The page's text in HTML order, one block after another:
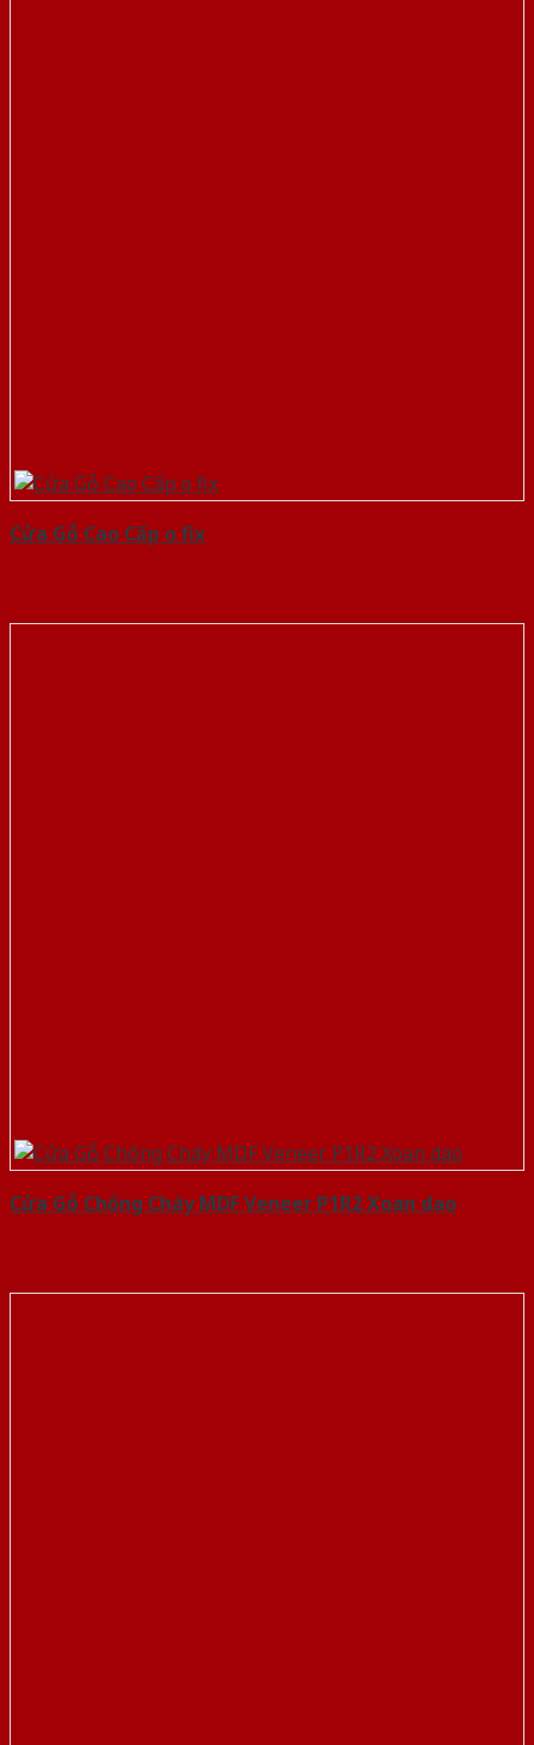
Cửa Gỗ Cao Cấp o fix
Cửa Gỗ Chống Cháy MDF Veneer P1R2 Xoan dao